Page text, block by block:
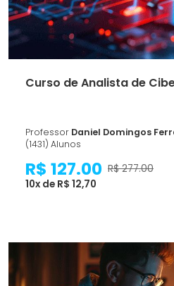
Curso de Analista de
Professor Daniel Domingos
(1431) Alunos
R$ 127.00 R$ 277.00
10x de R$ 12,70